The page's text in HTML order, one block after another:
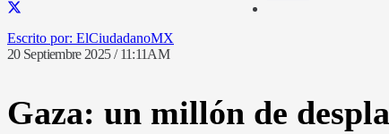
ElCiudadanoMX
20 Septiembre 2025 / 11:11AM
Gaza: un millón de